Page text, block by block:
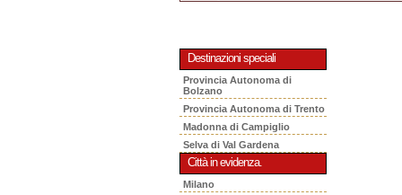
Destinazioni speciali
Provincia Autonoma di
Bolzano
Provincia Autonoma di Trento
Madonna di Campiglio
Selva di Val Gardena
Città in evidenza.
Milano